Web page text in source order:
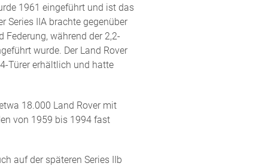
1961 eingeführt und ist das
Series IIA brachte gegenüber
Federung, während der 2,2-
wurde. Der Land Rover
Türer erhältlich und hatte
18.000 Land Rover mit
von 1959 bis 1994 fast
auf der späteren Series IIb